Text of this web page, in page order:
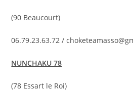
(90 Beaucourt)
06.79.23.63.72 /
NUNCHAKU 78
(78 Essart le Roi)